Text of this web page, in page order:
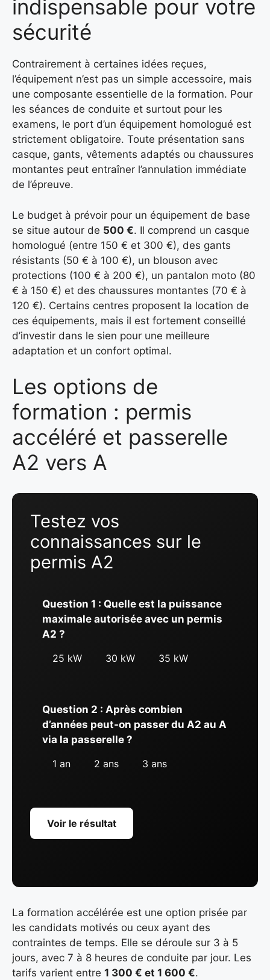
indispensable pour votre
sécurité
Contrairement à certaines idées reçues,
l’équipement n’est pas un simple accessoire, mais
une composante essentielle de la formation. Pour
les séances de conduite et surtout pour les
examens, le port d’un équipement homologué est
strictement obligatoire. Toute présentation sans
casque, gants, vêtements adaptés ou chaussures
montantes peut entraîner l’annulation immédiate
de l’épreuve.
Le budget à prévoir pour un équipement de base
se situe autour de 500 €. Il comprend un casque
homologué (entre 150 € et 300 €), des gants
résistants (50 € à 100 €), un blouson avec
protections (100 € à 200 €), un pantalon moto (80
€ à 150 €) et des chaussures montantes (70 € à
120 €). Certains centres proposent la location de
ces équipements, mais il est fortement conseillé
d’investir dans le sien pour une meilleure
adaptation et un confort optimal.
Les options de
formation : permis
accéléré et passerelle
A2 vers A
Testez vos
connaissances sur le
permis A2
Question 1 : Quelle est la puissance
maximale autorisée avec un permis
A2 ?
25 kW
30 kW 35 kW
Question 2 : Après combien
d’années peut-on passer du A2 au A
via la passerelle ?
1 an
2 ans 3 ans
Voir le résultat
La formation accélérée est une option prisée par
les candidats motivés ou ceux ayant des
contraintes de temps. Elle se déroule sur 3 à 5
jours, avec 7 à 8 heures de conduite par jour. Les
tarifs varient entre 1 300 € et 1 600 €.